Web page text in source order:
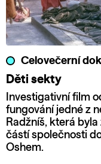
Celovečerní
Děti sekty
Investigativní film
fungování jedné z
Radžníš, která
částí společnosti
Oshem.